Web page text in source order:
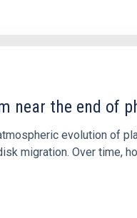
near the end of
evolution of
migration. Over time,